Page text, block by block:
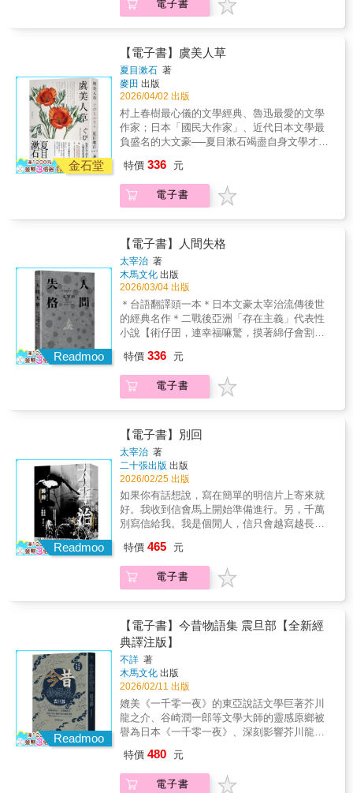
戰我奉陪到底發表於1948年《新潮》，是太宰
罵我我就罵誰，這場筆戰我奉陪到底。」內容
辛辣鋒利，刊出即震驚文壇。〈如是我聞〉共
計四回，最終回在其死後刊出。 ※人生絮語──
太宰文學作品精華箴言集說起苦中作樂的作
家，太宰治應該是日本近代文壇以來的翹楚。
他的話語箴言深受喜愛，引起讀者強烈共鳴。
他總能在開玩笑的時候意外說出真理。然而，
說出真理對太宰治來說無比重要，除了救贖自
己，也總是為喜歡他的讀者帶來一絲重新面對
人，他比誰都更清楚孤獨、寂寞與人心的裂
縫，卻在絕望裡仍拼命守望光明。那些說不出
口的寂寞，那些在人群中的疏離，都在他的文
字裡化為最真摯、動人的告白。如果人生終究
要彼此道別，那麼，在離開之前──請讀一讀太
宰治。
心結構，描繪愛、性與矛盾糾纏的微妙關係，
逼視愛慾與依存交錯下的人性極限，刻劃出曖
人。一個任性冷酷的丈夫。一個血氣方剛心懷
同情的青年。 ——至此，悲劇已然開始……
察家——茂呂美耶，傾注心力，挑戰翻譯高難
容簡介】我首次理解夏目漱石寫這部小說時的
精神壓力和幹勁。他確實如他在辭職前一年寫
給友人的信中所說那般，是秉著「如不顧性命
的維新志士般的強烈精神」在經營文學，一字
一句不厭其煩地推敲琢磨小說文字。──茂呂美
耶千圓日幣上的國民大文豪，在他踏上人生歧
路時創作出繁花似錦的《虞美人草》悲劇終於
來臨。我早就預測到悲劇遲早會來臨。明明知
道悲劇會來臨，我卻袖手旁觀地任其發展……
的偉大力量。外交官的女兒藤尾，學識出眾、
談吐優雅。父親死後，為了從同父異母的哥哥
手中奪取遺產，母親催她成婚。然而，藤尾對
好仕途的未婚夫相比，她更願與一個雖然貧困
卻擁有極高榮譽的詩人交往。她沉迷於詩人為
己傾倒的虛榮感之中。但是她並未料到這一切
都是假象，早已有未婚妻的詩人只是考量更有
前途遠景。得知真相的藤尾難以接受，卻再也
無法回頭……《虞美人草》是一部俳句連綴式
的小說，行文絢爛多彩，奇思妙想屢屢湧現。
作者過人的才華。是夏目漱石嘔心瀝血的獨特
創作。
電子書
金石堂
【電子書】虞美人草
夏目漱石 著
麥田 出版
2026/04/02 出版
村上春樹最心儀的文學經典、魯迅最愛的文學
作家；日本「國民大作家」、近代日本文學最
負盛名的大文豪──夏目漱石竭盡自身文學才
★一部考驗作者寫作技巧和耐力的轉型作品，
一本挑戰譯者專業的經典文學。★日本文化觀
察家——茂呂美耶，傾注心力，挑戰翻譯高難
容簡介】我首次理解夏目漱石寫這部小說時的
精神壓力和幹勁。他確實如他在辭職前一年寫
給友人的信中所說那般，是秉著「如不顧性命
的維新志士般的強烈精神」在經營文學，一字
一句不厭其煩地推敲琢磨小說文字。──茂呂美
耶千圓日幣上的國民大文豪，在他踏上人生歧
路時創作出繁花似錦的《虞美人草》悲劇終於
來臨。我早就預測到悲劇遲早會來臨。明明知
道悲劇會來臨，我卻袖手旁觀地任其發展……
的偉大力量。外交官的女兒藤尾，學識出眾、
談吐優雅。父親死後，為了從同父異母的哥哥
手中奪取遺產，母親催她成婚。然而，藤尾對
父親生前所決定的婚姻並不滿意，與還未有美
好仕途的未婚夫相比，她更願與一個雖然貧困
卻擁有極高榮譽的詩人交往。她沉迷於詩人為
己傾倒的虛榮感之中。但是她並未料到這一切
都是假象，早已有未婚妻的詩人只是考量更有
前途遠景。得知真相的藤尾難以接受，卻再也
無法回頭……《虞美人草》是一部俳句連綴式
的小說，行文絢爛多彩，奇思妙想屢屢湧現。
對景色、人物的抒情描述行文間，處處洋溢著
作者過人的才華。是夏目漱石嘔心瀝血的獨特
創作。
特價 336 元
電子書
Readmoo
【電子書】人間失格
太宰治 著
木馬文化 出版
2026/03/04 出版
＊台語翻譯頭一本＊日本文豪太宰治流傳後世
的經典名作＊二戰後亞洲「存在主義」代表性
小說【術仔囝，連幸福嘛驚，摸著綿仔會割
的意思是「失去做人的資格」，是太宰治在世
時上尾一部作品，嘛是日本文學永世的經典。
規本冊分做踏話頭、三篇手記、後記，描寫主
蕩，癮酒，自殺，食藥仔自我麻醉。一步一步
踏入不歸路，跋落去稀微的萬底深坑。太宰治
透過主角的經歷，對家己正剾倒削的氣口，消
敨久年來硩佇心肝頭的鬱卒，向望予人疼惜、
予人接受。有人講這是作者的半自傳作品，若
親像欲共虛假的人世黜破，唱聲講：「做人，
按怎才有夠格？」小說內的逐字逐句，攏是伊
綿爛粒積的滾絞捙拚。主角恥笑家己的人生是
見笑代，煞予千千萬萬的讀者癮仙哥，為故事
破人性之垃圾穢涗。人生的路，若失去做人的
格；讀《人間失格》，用台文來贖罪。●【台文
審定＝林東榮Lîm Tong-îng】日文經典文學的
台文譯者，特別專心佇芥川龍之介的短篇小說
佮小泉八雲的怪談文學。譯作有《羅生門：芥
川龍之介短篇小說選Ｉ》（木馬文化）、臺灣
前輩作家楊逵先生日文版作品〈鵝姊仔出
嫁〉、〈水牛〉等（收錄佇前衛出版的《楊逵
經典台文有聲讀本：春光閘袂離》）。台文散
文創作發表佇《自由副刊》、《臺江臺語文
學》、《台文戰線》、《海翁台語文學》等。
獲二〇二五年「雲林縣文學獎」散文類優選。
生，嘉義縣中埔鄉人，輔仁大學語言學研究所
碩士。一九八四年開始台語研究，參加幾若擺
的國際性閩南語研討會並有論文發表，有十外
特價 336 元
電子書
Readmoo
【電子書】別回
太宰治 著
二十張出版 出版
2026/02/25 出版
如果你有話想說，寫在簡單的明信片上寄來就
好。我收到信會馬上開始準備進行。另，千萬
別寫信給我。我是個閒人，信只會越寫越長。
給青年創作者的跨時代留言！看盡文學家的好
學、窮忙、苦中取樂，憤懣不得志卻不喪志是
求生之道與必要能力，真正的創作建立在現實
美實踐者。★太宰治於昭和七年（二十三歲）
至昭和二十三年（卒年）的六百餘封通信，呈
現其與恩師、文友、工作夥伴、戀人的去信文
字所含藏之情緒起伏與精神狀態。各式書簡依
時代順序排列，有些失去信封或郵戳，有幾通
書信難以辨識寄件年月日，可見文獻修復工程
之難，成果即是藉此一筆一畫描繪出「太宰的
世界」：戮力創作、精神不安、為情所苦、困
於乏味日常……是為太宰迷與日本文學迷必讀
考據藏書。我會殺死任何嘲笑我們悲傷的人。
的慾望，不管是共產主義、自由主義還是什麼
特價 465 元
電子書
Readmoo
【電子書】今昔物語集 震旦部【全新經
典譯注版】
不詳 著
木馬文化 出版
2026/02/11 出版
媲美《一千零一夜》的東亞說話文學巨著芥川
龍之介、谷崎潤一郎等文學大師的靈感原鄉被
譽為日本《一千零一夜》、深刻影響芥川龍之
《今昔物語集》，不僅是日本文學的瑰寶，更
是東亞文化交流的見證。本次出版的「震旦
部」第六卷至第十卷，收錄了一百八十二篇以
特價 480 元
電子書